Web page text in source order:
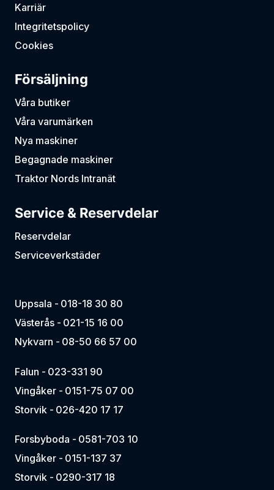
Karriär
Integritetspolicy
Cookies
Försäljning
Våra butiker
Våra varumärken
Nya maskiner
Begagnade maskiner
Traktor Nords Intranät
Service & Reservdelar
Reservdelar
Serviceverkstäder
Uppsala - 018-18 30 80
Västerås - 021-15 16 00
Nykvarn - 08-50 66 57 00
Falun - 023-331 90
Vingåker - 0151-75 07 00
Storvik - 026-420 17 17
Forsbyboda - 0581-703 10
Vingåker - 0151-137 37
Storvik - 0290-317 18